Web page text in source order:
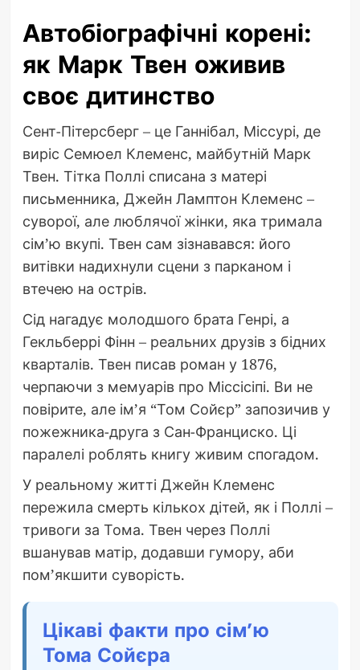
Автобіографічні корені:
як Марк Твен оживив
своє дитинство
Сент-Пітерсберг – це Ганнібал, Міссурі, де
виріс Семюел Клеменс, майбутній Марк
Твен. Тітка Поллі списана з матері
письменника, Джейн Ламптон Клеменс –
суворої, але люблячої жінки, яка тримала
сім’ю вкупі. Твен сам зізнавався: його
витівки надихнули сцени з парканом і
втечею на острів.
Сід нагадує молодшого брата Генрі, а
Гекльберрі Фінн – реальних друзів з бідних
кварталів. Твен писав роман у 1876,
черпаючи з мемуарів про Міссісіпі. Ви не
повірите, але ім’я “Том Сойєр” запозичив у
пожежника-друга з Сан-Франциско. Ці
паралелі роблять книгу живим спогадом.
У реальному житті Джейн Клеменс
пережила смерть кількох дітей, як і Поллі –
тривоги за Тома. Твен через Поллі
вшанував матір, додавши гумору, аби
пом’якшити суворість.
Цікаві факти про сім’ю
Тома Сойєра